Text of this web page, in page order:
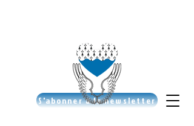
S'abonner à la newsletter